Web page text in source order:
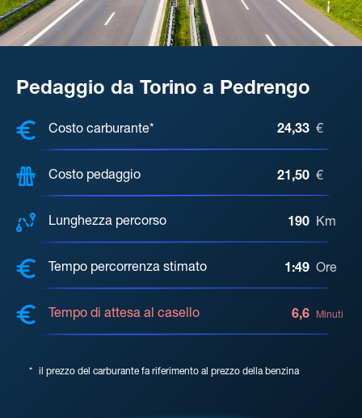
Pedaggio da Torino a Pedrengo
COSTI, DISTANZA, TEMPO DI
Costo carburante* 24,33 €
Costo pedaggio 21,50 €
Lunghezza percorso 190 Km
Tempo percorrenza stimato 1:49 Ore
Tempo di attesa al casello 6,6 Minuti
* il prezzo del carburante fa riferimento al prezzo della benzina